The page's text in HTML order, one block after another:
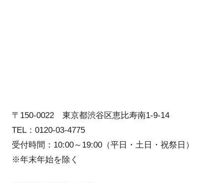
〒150-0022 東京都渋谷区恵比寿南1-9-14
TEL：0120-03-4775
受付時間：10:00～19:00（平日・土日・祝祭日）
※年末年始を除く